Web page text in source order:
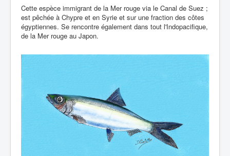
Cette espèce immigrant de la Mer rouge via le Canal de Suez ;
est pêchée à Chypre et en Syrie et sur une fraction des côtes
égyptiennes. Se rencontre également dans tout l'Indopacifique,
de la Mer rouge au Japon.